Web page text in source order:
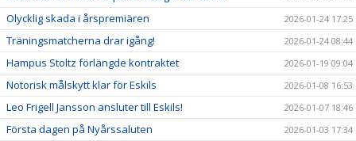
Olycklig skada i årspremiären 2026-01-24 17:25
Träningsmatcherna drar igång! 2026-01-24 08:44
Hampus Stoltz förlängde kontraktet 2026-01-19 09:04
Notorisk målskytt klar för Eskils 2026-01-08 16:53
Leo Frigell Jansson ansluter till Eskils! 2026-01-07 18:46
Första dagen på Nyårssaluten 2026-01-03 17:34